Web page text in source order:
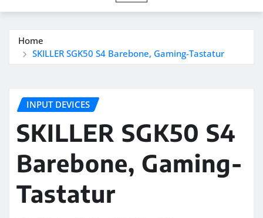
Home
SKILLER SGK50 S4 Barebone, Gaming-Tastatur
INPUT DEVICES
SKILLER SGK50 S4
Barebone, Gaming-
Tastatur